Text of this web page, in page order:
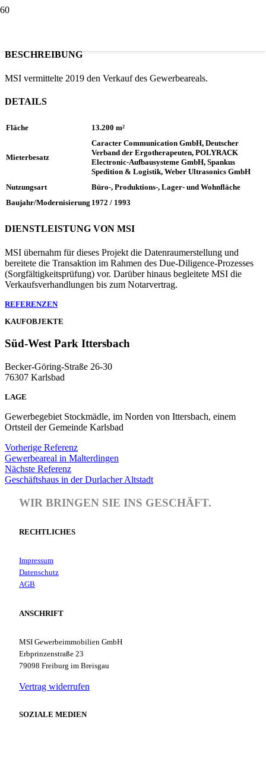
BESCHREIBUNG
MSI vermittelte 2019 den Verkauf des Gewerbeareals.
DETAILS
Fläche 13.200 m²
Mieterbesatz
Caracter Communication GmbH, Deutscher
Verband der Ergotherapeuten, POLYRACK
Electronic-Aufbausysteme GmbH, Spankus
Spedition & Logistik, Weber Ultrasonics GmbH
Nutzungsart
Büro-, Produktions-, Lager- und Wohnfläche
Baujahr/Modernisierung 1972 / 1993
DIENSTLEISTUNG VON MSI
MSI übernahm für dieses Projekt die Datenraumerstellung und
bereitete die Transaktion im Rahmen des Due-Diligence-Prozesses
(Sorgfältigkeitsprüfung) vor. Darüber hinaus begleitete MSI die
Verkaufsverhandlungen bis zum Notarvertrag.
REFERENZEN
KAUFOBJEKTE
Süd-West Park Ittersbach
Becker-Göring-Straße 26-30
76307 Karlsbad
LAGE
Gewerbegebiet Stockmädle, im Norden von Ittersbach, einem
Ortsteil der Gemeinde Karlsbad
Vorherige Referenz
Gewerbeareal in Malterdingen
Nächste Referenz
Geschäftshaus in der Durlacher Altstadt
WIR BRINGEN SIE INS GESCHÄFT.
RECHTLICHES
Impressum
Datenschutz
AGB
ANSCHRIFT
MSI Gewerbeimmobilien GmbH
Erbprinzenstraße 23
79098 Freiburg im Breisgau
Vertrag widerrufen
SOZIALE MEDIEN